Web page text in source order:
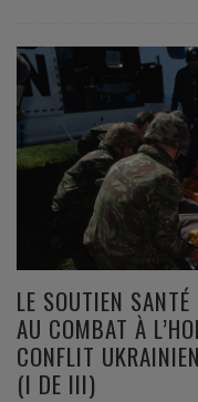
LE SOUTIEN SANTÉ
AU COMBAT À
CONFLIT
(I DE III)